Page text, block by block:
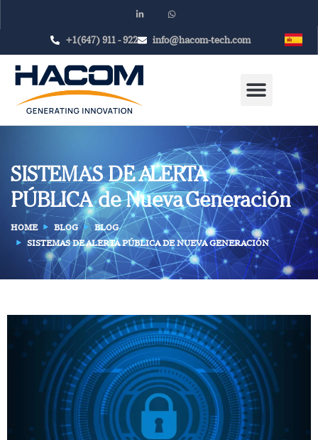
+1(647) 911 - 922 info@hacom-tech.com
SISTEMAS DE ALERTA
PÚBLICA de Nueva Generación
HOME BLOG
BLOG
SISTEMAS DE ALERTA PÚBLICA DE NUEVA GENERACIÓN